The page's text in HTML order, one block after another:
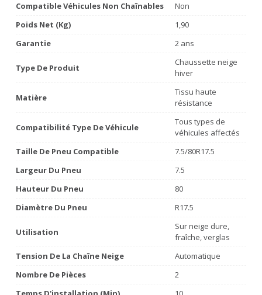
Compatible Véhicules Non Chaînables
Non
Poids Net (Kg)
1,90
Garantie
2 ans
Type De Produit
Chaussette neige
hiver
Matière
Tissu haute
résistance
Compatibilité Type De Véhicule
Tous types de
véhicules affectés
Taille De Pneu Compatible
7.5/80R17.5
Largeur Du Pneu
7.5
Hauteur Du Pneu
80
Diamètre Du Pneu
R17.5
Utilisation
Sur neige dure,
fraîche, verglas
Tension De La Chaîne Neige
Automatique
Nombre De Pièces
2